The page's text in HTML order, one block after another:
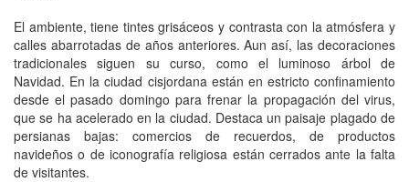
El ambiente, tiene tintes grisáceos y contrasta con la atmósfera y
calles abarrotadas de años anteriores. Aun así, las decoraciones
tradicionales siguen su curso, como el luminoso árbol de
Navidad. En la ciudad cisjordana están en estricto confinamiento
desde el pasado domingo para frenar la propagación del virus,
que se ha acelerado en la ciudad. Destaca un paisaje plagado de
persianas bajas: comercios de recuerdos, de productos
navideños o de iconografía religiosa están cerrados ante la falta
de visitantes.